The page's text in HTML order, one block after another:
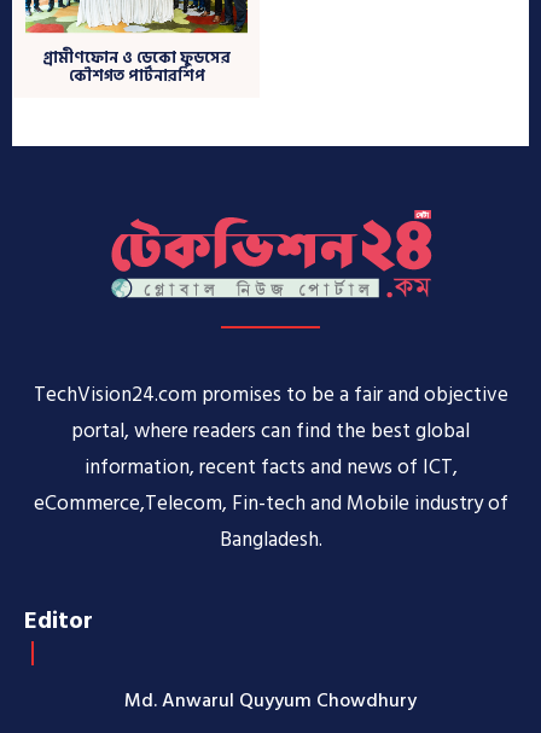
TechVision24.com promises to be a fair and objective
portal, where readers can find the best global
information, recent facts and news of ICT,
eCommerce,Telecom, Fin-tech and Mobile industry of
Bangladesh.
Editor
Md. Anwarul Quyyum Chowdhury